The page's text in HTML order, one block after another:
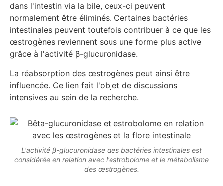
dans l'intestin via la bile, ceux-ci peuvent
normalement être éliminés. Certaines bactéries
intestinales peuvent toutefois contribuer à ce que les
œstrogènes reviennent sous une forme plus active
grâce à l'activité β-glucuronidase.
La réabsorption des œstrogènes peut ainsi être
influencée. Ce lien fait l'objet de discussions
intensives au sein de la recherche.
L'activité β-glucuronidase des bactéries intestinales est
considérée en relation avec l'estrobolome et le métabolisme
des œstrogènes.